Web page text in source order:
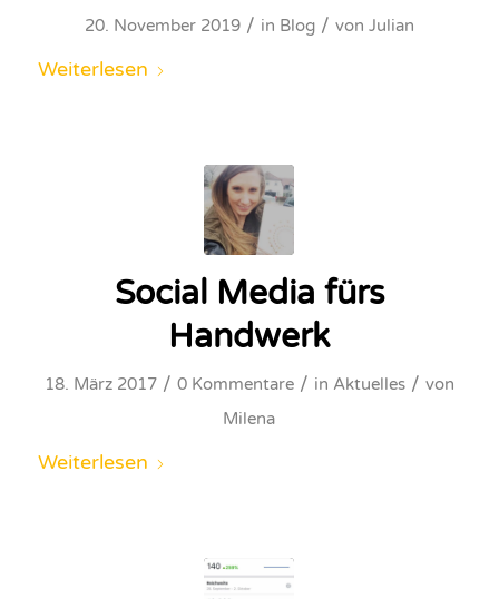
20. November 2019 / in Blog / von Julian
Weiterlesen
Social Media fürs
Handwerk
18. März 2017 / 0 Kommentare / in Aktuelles / von
Milena
Weiterlesen